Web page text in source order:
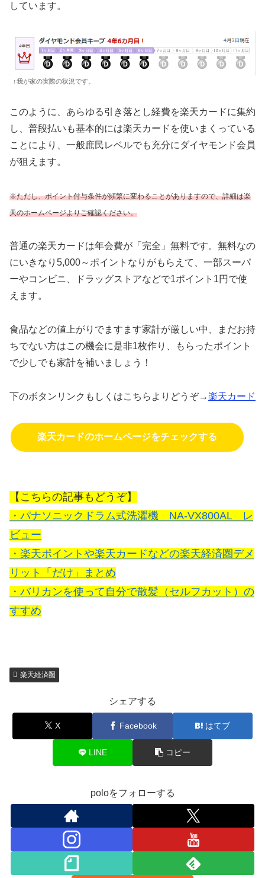
しています。
↑我が家の実際の状況です。
このように、あらゆる引き落とし経費を楽天カードに集約
し、普段払いも基本的には楽天カードを使いまくっている
ことにより、一般庶民レベルでも充分にダイヤモンド会員
が狙えます。
※ただし、ポイント付与条件が頻繁に変わることがありますので、詳細は楽
天のホームページよりご確認ください。
普通の楽天カードは年会費が「完全」無料です。無料なの
にいきなり5,000～ポイントなりがもらえて、一部スーパ
ーやコンビニ、ドラッグストアなどで1ポイント1円で使
えます。
食品などの値上がりでますます家計が厳しい中、まだお持
ちでない方はこの機会に是非1枚作り、もらったポイント
で少しでも家計を補いましょう！
下のボタンリンクもしくはこちらよりどうぞ→楽天カード
楽天カードのホームページをチェックする
【こちらの記事もどうぞ】
・パナソニックドラム式洗濯機 NA-VX800AL レ
ビュー
・楽天ポイントや楽天カードなどの楽天経済圏デメ
リット「だけ」まとめ
・バリカンを使って自分で散髪（セルフカット）の
すすめ
楽天経済圏
シェアする
X Facebook はてブ
LINE コピー
poloをフォローする